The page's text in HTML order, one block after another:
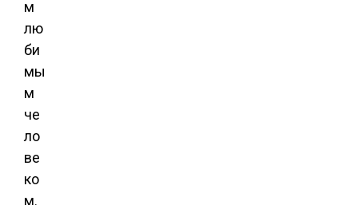
м
лю
би
мы
м
че
ло
ве
ко
м.